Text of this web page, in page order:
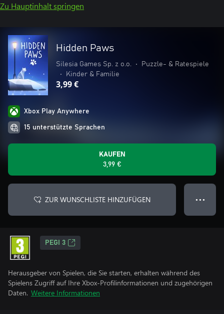
Zu Hauptinhalt springen
Hidden Paws
Silesia Games Sp. z o.o. •
Puzzle- & Ratespiele
•
Kinder & Familie
3,99 €
Xbox Play Anywhere
15 unterstützte Sprachen
KAUFEN
3,99 €
ZUR WUNSCHLISTE HINZUFÜGEN ● ● ●
PEGI 3
Herausgeber von Spielen, die Sie starten, erhalten während des
Spielens Zugriff auf Ihre Xbox-Profilinformationen und zugehörigen
Daten. Weitere Informationen